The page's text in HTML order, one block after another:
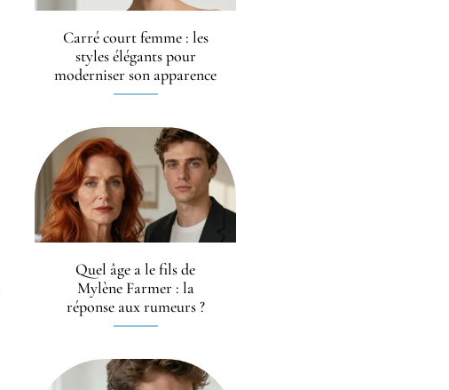
Carré court femme : les
styles élégants pour
moderniser son apparence
Quel âge a le fils de
Mylène Farmer : la
réponse aux rumeurs ?